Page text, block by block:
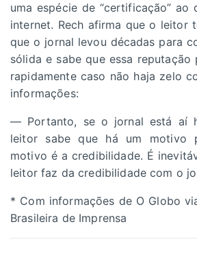
uma espécie de “certificação” ao
internet. Rech afirma que o leitor
que o jornal levou décadas para
sólida e sabe que essa reputação
rapidamente caso não haja zelo
informações:
— Portanto, se o jornal está aí
leitor sabe que há um motivo
motivo é a credibilidade. É
leitor faz da credibilidade com o
* Com informações de O Globo
Brasileira de Imprensa